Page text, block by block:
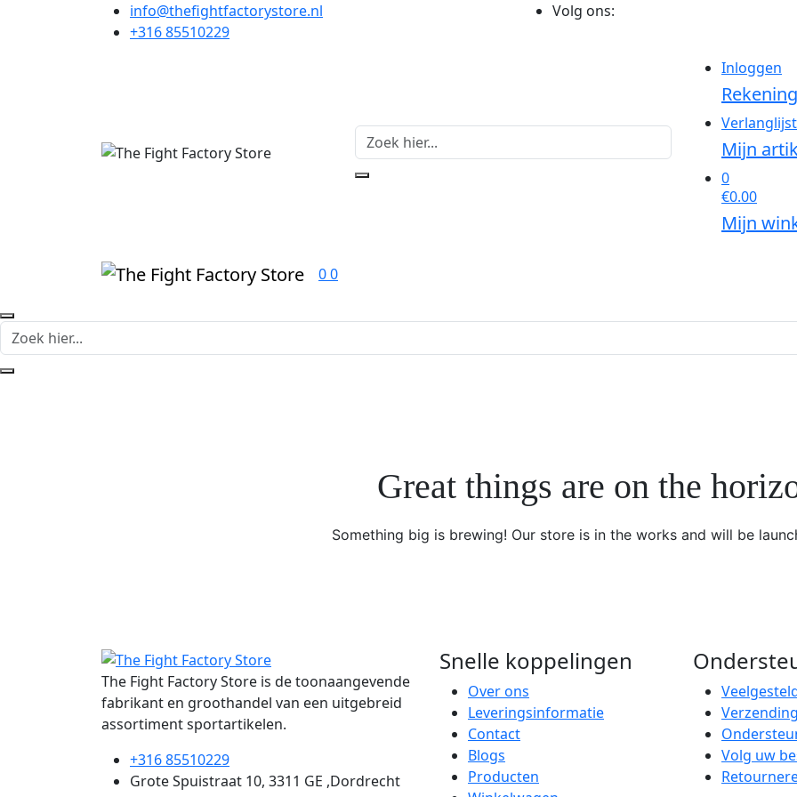
info@thefightfactorystore.nl
+316 85510229
Volg ons:
Inloggen
Rekening
Verlanglijst
Mijn
0
€0.00
Mijn
00
Great things are on the
Something big is brewing! Our store is in the works and will be
The Fight Factory Store is de toonaangevende
fabrikant en groothandel van een uitgebreid
assortiment sportartikelen.
+316 85510229
Grote Spuistraat 10, 3311 GE ,Dordrecht
Snelle koppelingen
Over ons
Leveringsinformatie
Contact
Blogs
Producten
Volg uw